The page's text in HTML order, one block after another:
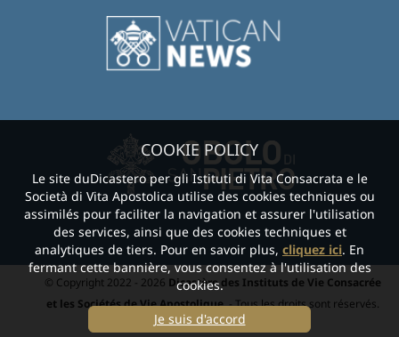
© Copyright 2022 - 2026 Dicastère des Instituts de Vie Consacrée
et les Sociétés de Vie Apostolique.- Tous les droits sont réservés.
COOKIE POLICY
Le site duDicastero per gli Istituti di Vita Consacrata e le
Società di Vita Apostolica utilise des cookies techniques ou
assimilés pour faciliter la navigation et assurer l'utilisation
des services, ainsi que des cookies techniques et
analytiques de tiers. Pour en savoir plus, cliquez ici. En
fermant cette bannière, vous consentez à l'utilisation des
cookies.
Je suis d'accord